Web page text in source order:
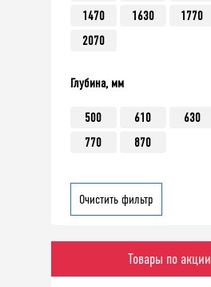
1470
1630 1770
2070
Глубина, мм
500 610 630
770
870
Очистить фильтр
Товары по акции